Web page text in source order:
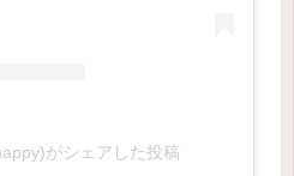
がシェアした投稿